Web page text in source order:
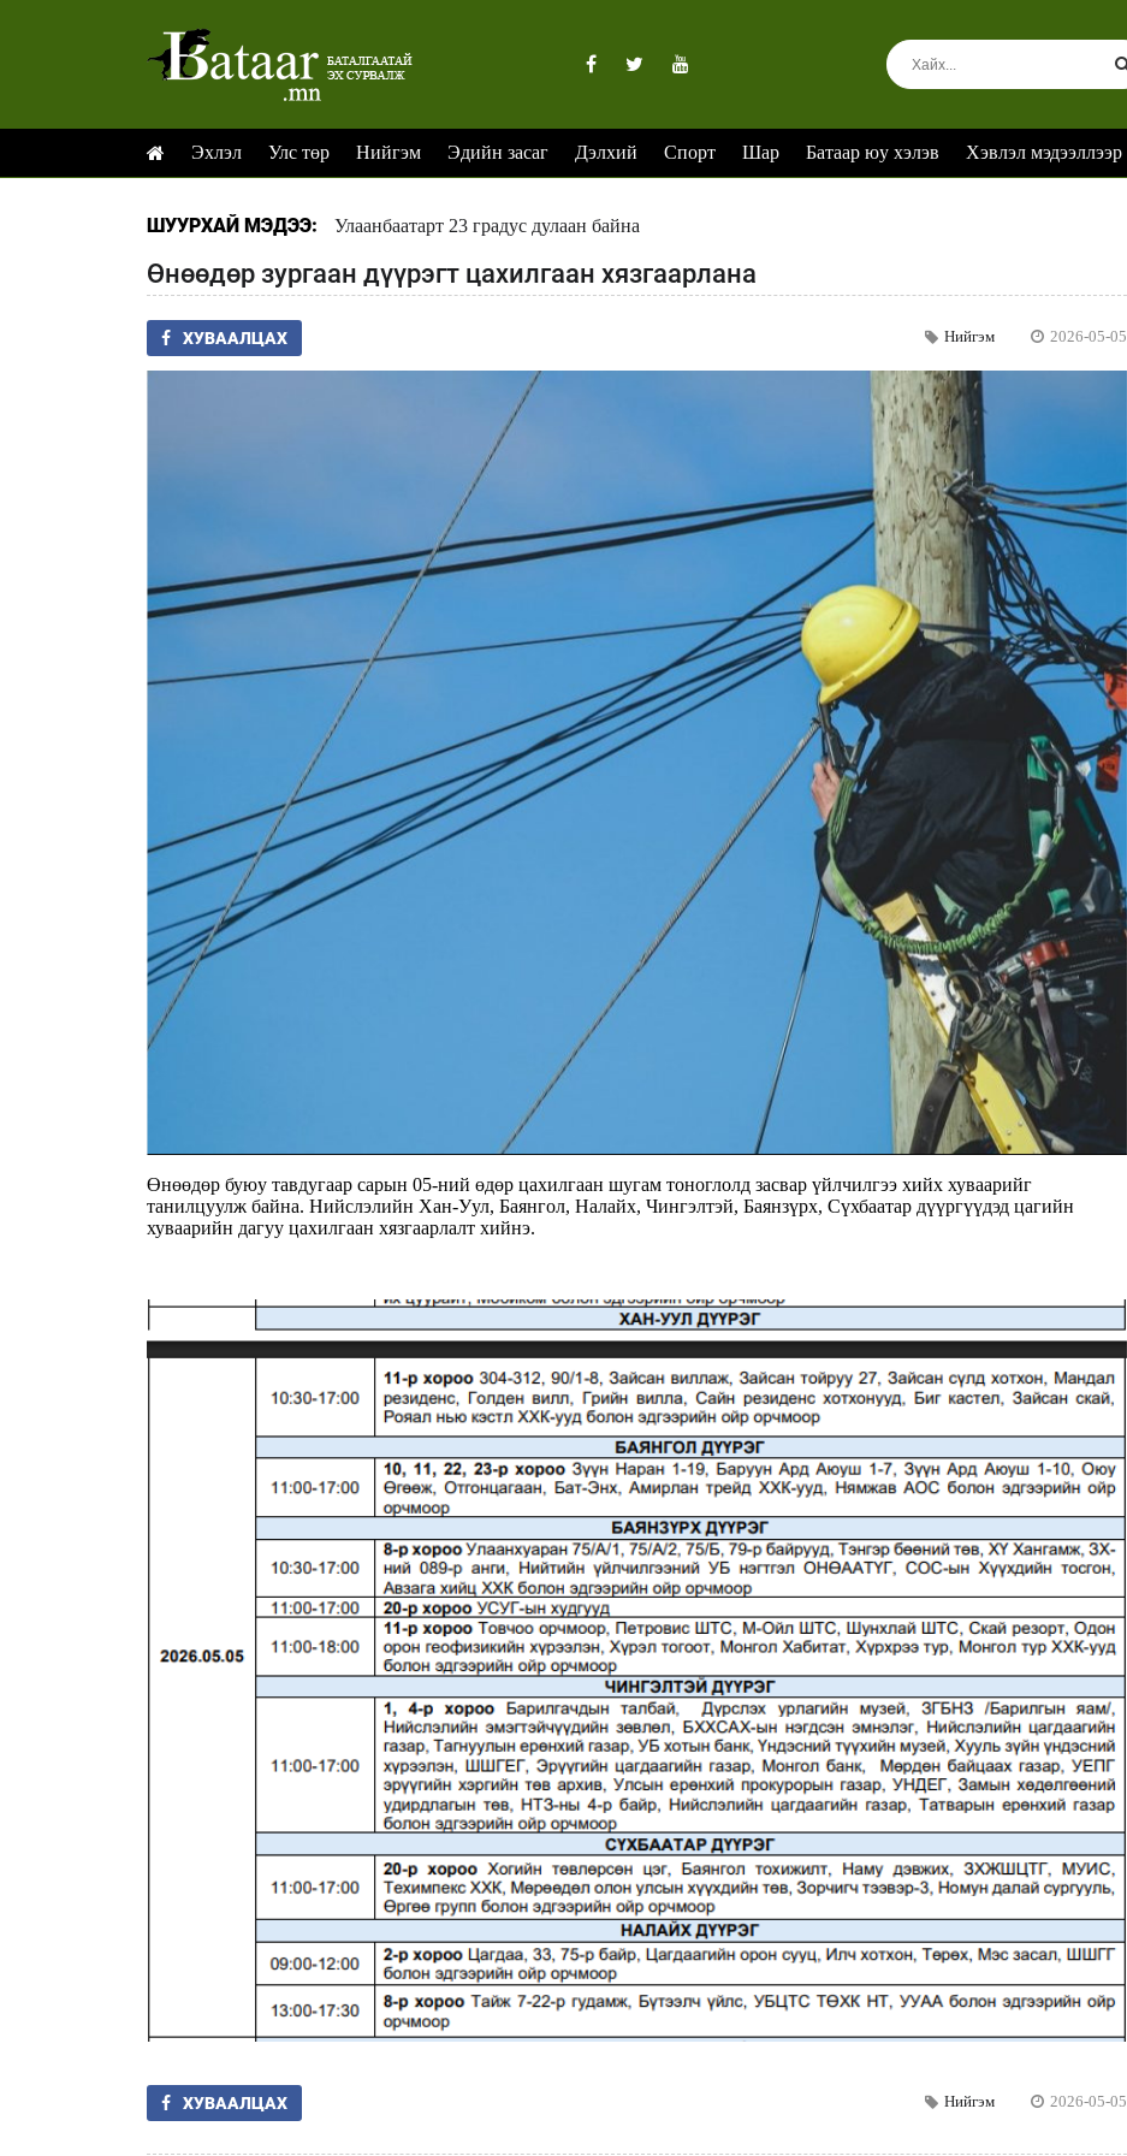
Эхлэл Улс төр Нийгэм Эдийн засаг Дэлхий Спорт Шар Батаар юу хэлэв Хэвлэл мэдээллээр
ШУУРХАЙ МЭДЭЭ: Улаанбаатарт 23 градус дулаан байна
Өнөөдөр зургаан дүүрэгт цахилгаан хязгаарлана
ХУВААЛЦАХ Нийгэм 2026-05-05
Өнөөдөр буюу тавдугаар сарын 05-ний өдөр цахилгаан шугам тоноглолд засвар үйлчилгээ хийх хуваарийг
танилцуулж байна. Нийслэлийн Хан-Уул, Баянгол, Налайх, Чингэлтэй, Баянзүрх, Сүхбаатар дүүргүүдэд цагийн
хуваарийн дагуу цахилгаан хязгаарлалт хийнэ.
ХУВААЛЦАХ Нийгэм 2026-05-05